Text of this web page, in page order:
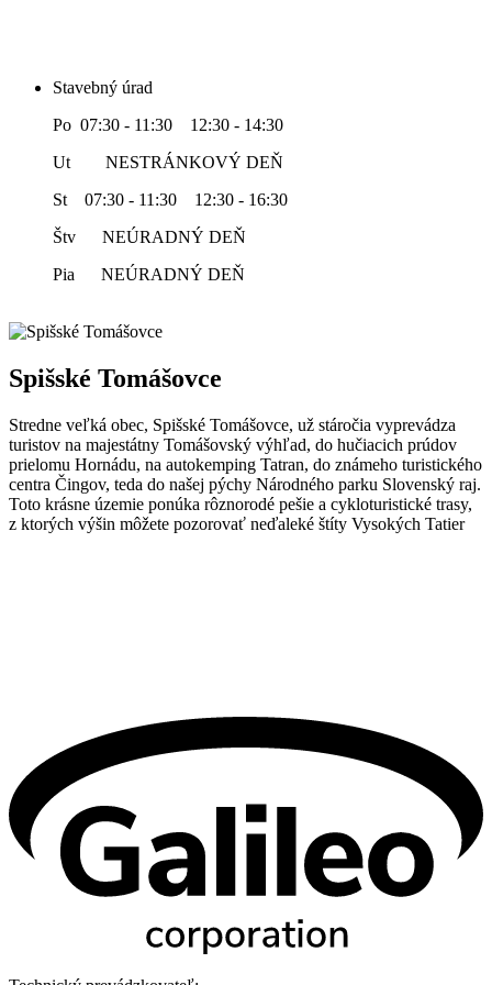
Stavebný úrad
Po 07:30 - 11:30 12:30 - 14:30
Ut NESTRÁNKOVÝ DEŇ
St 07:30 - 11:30 12:30 - 16:30
Štv NEÚRADNÝ DEŇ
Pia NEÚRADNÝ DEŇ
Spišské Tomášovce
Stredne veľká obec, Spišské Tomášovce, už stáročia vyprevádza
turistov na majestátny Tomášovský výhľad, do hučiacich prúdov
prielomu Hornádu, na autokemping Tatran, do známeho turistického
centra Čingov, teda do našej pýchy Národného parku Slovenský raj.
Toto krásne územie ponúka rôznorodé pešie a cykloturistické trasy,
z ktorých výšin môžete pozorovať neďaleké štíty Vysokých Tatier